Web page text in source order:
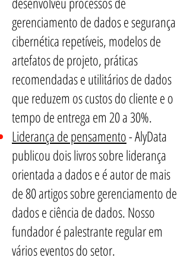
gerenciamento de dados e segurança
cibernética repetíveis, modelos de
artefatos de projeto, práticas
recomendadas e utilitários de dados
que reduzem os custos do cliente e o
tempo de entrega em 20 a 30%.
Liderança de pensamento- AlyData
publicou dois livros sobre liderança
orientada a dados e é autor de mais
de 80 artigos sobre gerenciamento de
dados e ciência de dados. Nosso
fundador é palestrante regular em
vários eventos do setor.